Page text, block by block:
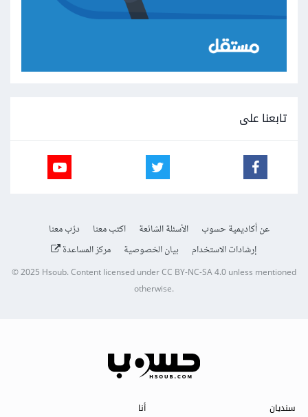
تابعنا على
عن أكاديمية حسوب الأسئلة الشائعة اكتب معنا
درّب معنا
إرشادات الاستخدام
بيان الخصوصية مركز المساعدة
© 2025Hsoub.Content licensed underCC BY-NC-SA 4.0unless mentioned
otherwise.